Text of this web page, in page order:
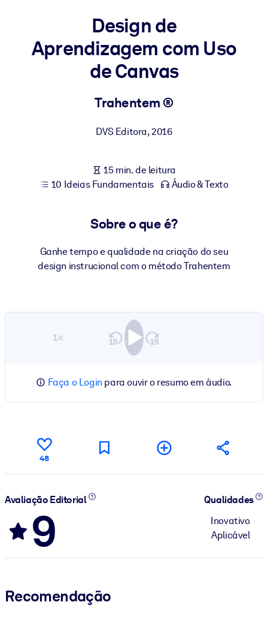
POR SISTEMA
Para LMS/LXP
Leve conhecimento verificado e conciso para seu LMS/LXP para
Para bibliotecas corporativas
Enriqueça sua biblioteca corporativa com conhecimento de
Para sistemas de IA
Alimente seus sistemas de IA com conhecimento confiável e
Design de
Aprendizagem com Uso
de Canvas
Trahentem ®
DVS Editora,2016
15 min. de leitura
10 Ideias Fundamentais
Áudio & Texto
Sobre o que é?
Ganhe tempo e qualidade na criação do seu
design instrucional com o método Trahentem
1×
Faça o Login para ouvir o resumo em áudio.
48
Avaliação Editorial
9
Qualidades
Inovativo
Aplicável
Recomendação